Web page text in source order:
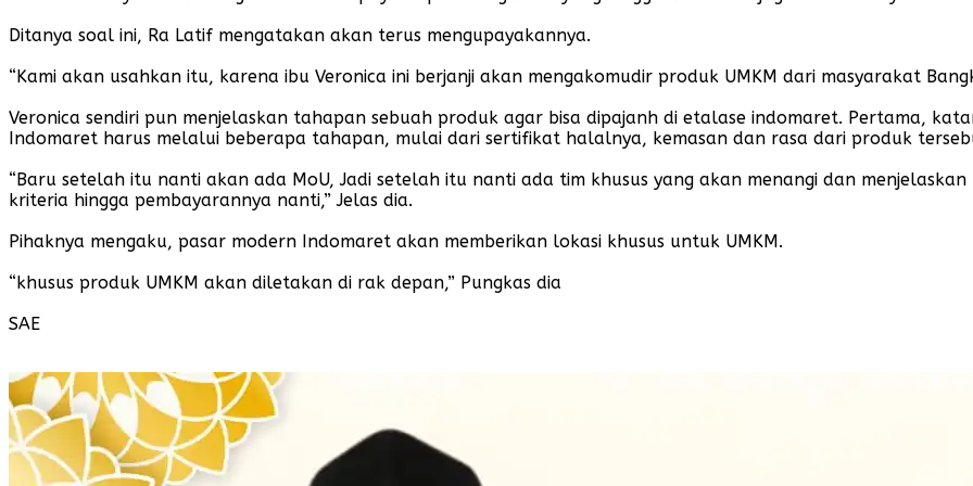
Ditanya soal ini, Ra Latif mengatakan akan terus mengupayakannya.
“Kami akan usahkan itu, karena ibu Veronica ini berjanji akan mengakomudir produk UMKM dari masyarakat
Veronica sendiri pun menjelaskan tahapan sebuah produk agar bisa dipajanh di etalase indomaret. Pertama,
Indomaret harus melalui beberapa tahapan, mulai dari sertifikat halalnya, kemasan dan rasa dari produk
“Baru setelah itu nanti akan ada MoU, Jadi setelah itu nanti ada tim khusus yang akan menangi dan
kriteria hingga pembayarannya nanti,” Jelas dia.
Pihaknya mengaku, pasar modern Indomaret akan memberikan lokasi khusus untuk UMKM.
“khusus produk UMKM akan diletakan di rak depan,” Pungkas dia
SAE